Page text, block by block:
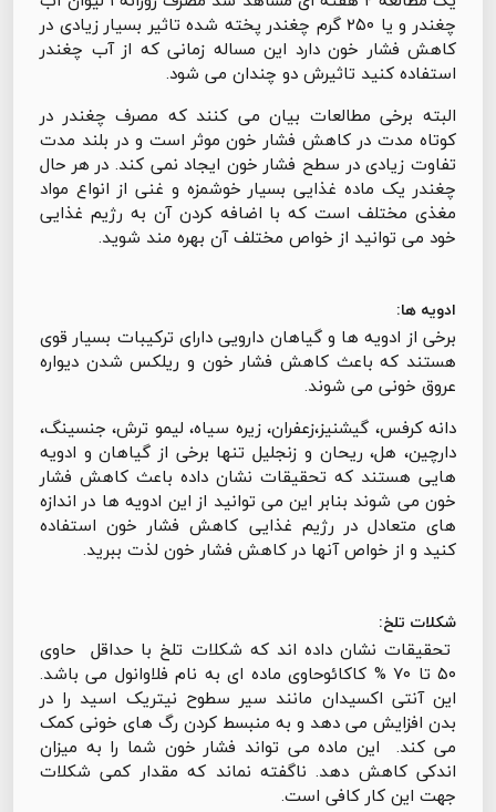
چغندر و یا ۲۵۰ گرم چغندر پخته شده تاثیر بسیار زیادی در
کاهش فشار خون دارد این مساله زمانی که از آب چغندر
استفاده کنید تاثیرش دو چندان می شود.
البته برخی مطالعات بیان می کنند که مصرف چغندر در
کوتاه مدت در کاهش فشار خون موثر است و در بلند مدت
تفاوت زیادی در سطح فشار خون ایجاد نمی کند. در هر حال
چغندر یک ماده غذایی بسیار خوشمزه و غنی از انواع مواد
مغذی مختلف است که با اضافه کردن آن به رژیم غذایی
خود می توانید از خواص مختلف آن بهره مند شوید.
ادویه ها:
برخی از ادویه ها و گیاهان دارویی دارای ترکیبات بسیار قوی
هستند که باعث کاهش فشار خون و ریلکس شدن دیواره
عروق خونی می شوند.
دانه کرفس، گیشنیز،زعفران، زیره سیاه، لیمو ترش، جنسینگ،
دارچین، هل، ریحان و زنجلیل تنها برخی از گیاهان و ادویه
هایی هستند که تحقیقات نشان داده باعث کاهش فشار
خون می شوند بنابر این می توانید از این ادویه ها در اندازه
های متعادل در رژیم غذایی کاهش فشار خون استفاده
کنید و از خواص آنها در کاهش فشار خون لذت ببرید.
شکلات تلخ:
تحقیقات نشان داده اند که شکلات تلخ با حداقل حاوی
۵۰ تا ۷۰ % کاکائوحاوی ماده ای به نام فلاوانول می باشد.
این آنتی اکسیدان مانند سیر سطوح نیتریک اسید را در
بدن افزایش می دهد و به منبسط کردن رگ های خونی کمک
می کند. این ماده می تواند فشار خون شما را به میزان
اندکی کاهش دهد. ناگفته نماند که مقدار کمی شکلات
جهت این کار کافی است.